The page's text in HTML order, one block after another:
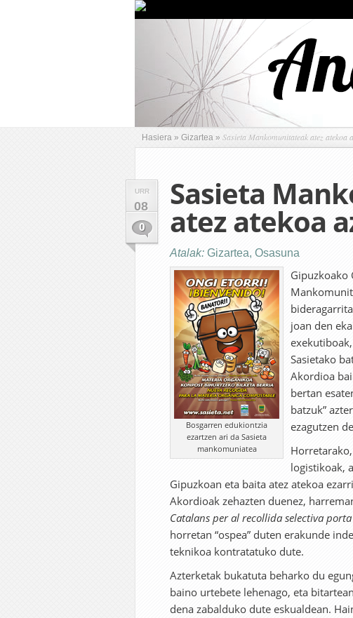
Hasiera » Gizartea » Sasieta Mankomunitateak atez atekoa
URR
08
0
Sasieta
atez atekoa
Atalak: Gizartea, Osasuna
Bosgarren edukiontzia
ezartzen ari da Sasieta
mankomuniatea
Gipuzkoako
joan den
Sasietako
Akordioa
bertan
batzuk”
ezagutzen
logistikoak,
Gipuzkoan eta baita atez atekoa
Akordioak zehazten duenez,
Catalans per al recollida selectiva
horretan “ospea” duten erakunde
teknikoa kontratatuko dute.
Azterketak bukatuta beharko du
baino urtebete lehenago, eta
dena zabalduko dute eskualdean.